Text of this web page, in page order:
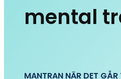
mental
MANTRAN NÄR DET GÅR